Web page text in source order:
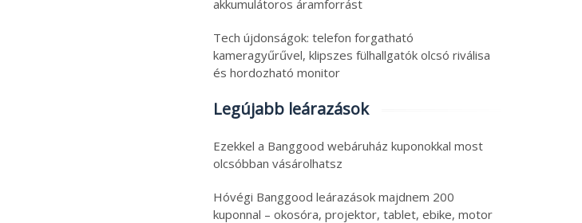
akkumulátoros áramforrást
Tech újdonságok: telefon forgatható
kameragyűrűvel, klipszes fülhallgatók olcsó riválisa
és hordozható monitor
Legújabb leárazások
Ezekkel a Banggood webáruház kuponokkal most
olcsóbban vásárolhatsz
Hóvégi Banggood leárazások majdnem 200
kuponnal – okosóra, projektor, tablet, ebike, motor